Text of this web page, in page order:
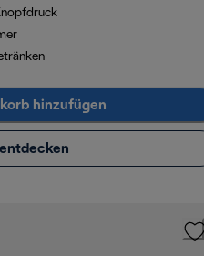
hinzufügen